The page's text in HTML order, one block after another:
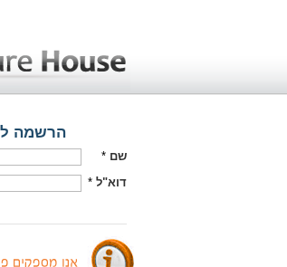
הרשמה
שם *
דוא"ל *